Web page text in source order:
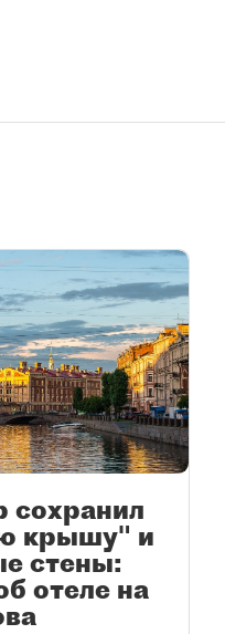
сохранил
крышу" и
стены:
отеле на